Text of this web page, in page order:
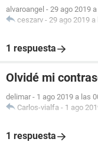
alvaroangel - 29 ago 2019
ceszarv - 29 ago 2019 a
1 respuesta
Olvidé mi
delimar - 1 ago 2019 a las
Carlos-vialfa - 1 ago
1 respuesta